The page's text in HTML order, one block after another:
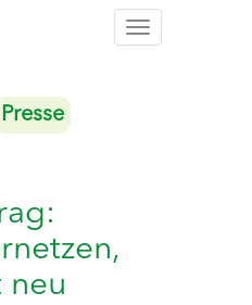
Toggle
Presse
neu